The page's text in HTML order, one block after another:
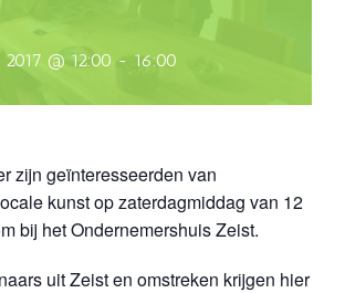
@ 12:00 - 16:00
zijn geïnteresseerden van
kunst op zaterdagmiddag van 12
bij het Ondernemershuis Zeist.
uit Zeist en omstreken krijgen hier